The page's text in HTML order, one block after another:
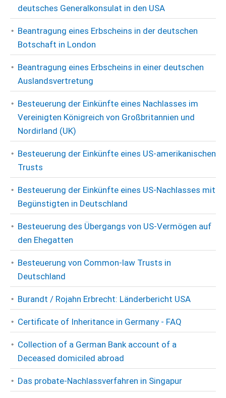
deutsches Generalkonsulat in den USA
Beantragung eines Erbscheins in der deutschen
Botschaft in London
Beantragung eines Erbscheins in einer deutschen
Auslandsvertretung
Besteuerung der Einkünfte eines Nachlasses im
Vereinigten Königreich von Großbritannien und
Nordirland (UK)
Besteuerung der Einkünfte eines US-amerikanischen
Trusts
Besteuerung der Einkünfte eines US-Nachlasses mit
Begünstigten in Deutschland
Besteuerung des Übergangs von US-Vermögen auf
den Ehegatten
Besteuerung von Common-law Trusts in
Deutschland
Burandt / Rojahn Erbrecht: Länderbericht USA
Certificate of Inheritance in Germany - FAQ
Collection of a German Bank account of a
Deceased domiciled abroad
Das probate-Nachlassverfahren in Singapur